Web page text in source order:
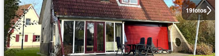
19fotos